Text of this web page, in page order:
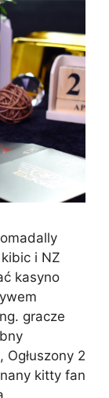
i NZ
kasyno
gracze
Ogłuszony 2
kitty fan